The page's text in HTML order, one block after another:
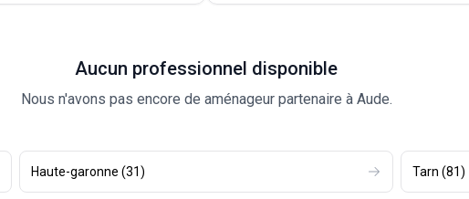
Aucun professionnel disponible
Nous n'avons pas encore de aménageur partenaire à Aude.
Haute-garonne (31) Tarn (81)